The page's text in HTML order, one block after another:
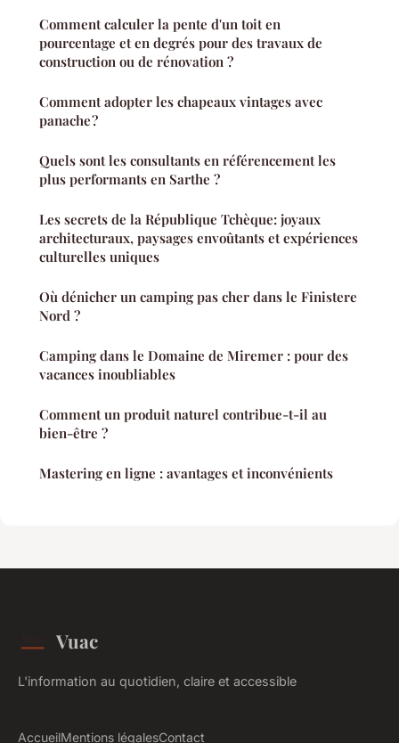
Comment calculer la pente d'un toit en
pourcentage et en degrés pour des travaux de
construction ou de rénovation ?
Comment adopter les chapeaux vintages avec
panache ?
Quels sont les consultants en référencement les
plus performants en Sarthe ?
Les secrets de la République Tchèque: joyaux
architecturaux, paysages envoûtants et expériences
culturelles uniques
Où dénicher un camping pas cher dans le Finistere
Nord ?
Camping dans le Domaine de Miremer : pour des
vacances inoubliables
Comment un produit naturel contribue-t-il au
bien-être ?
Mastering en ligne : avantages et inconvénients
Vuac
L'information au quotidien, claire et accessible
AccueilMentions légalesContact